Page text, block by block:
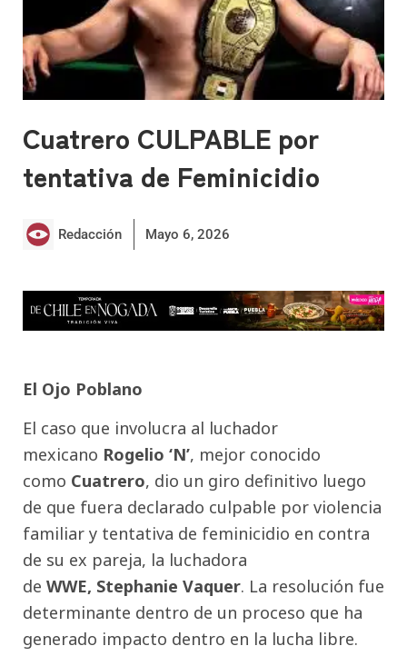
Cuatrero CULPABLE por
tentativa de Feminicidio
Redacción Mayo 6, 2026
El Ojo Poblano
El caso que involucra al luchador
mexicano Rogelio ‘N’, mejor conocido
como Cuatrero, dio un giro definitivo luego
de que fuera declarado culpable por violencia
familiar y tentativa de feminicidio en contra
de su ex pareja, la luchadora
de WWE, Stephanie Vaquer. La resolución fue
determinante dentro de un proceso que ha
generado impacto dentro en la lucha libre.